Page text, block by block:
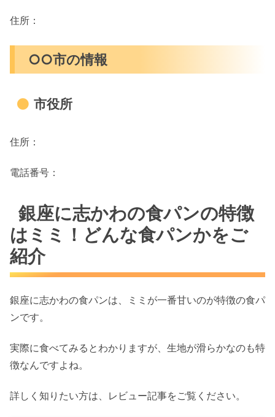
住所：
○○市の情報
市役所
住所：
電話番号：
銀座に志かわの食パンの特徴
はミミ！どんな食パンかをご
紹介
銀座に志かわの食パンは、ミミが一番甘いのが特徴の食パ
ンです。
実際に食べてみるとわかりますが、生地が滑らかなのも特
徴なんですよね。
詳しく知りたい方は、レビュー記事をご覧ください。